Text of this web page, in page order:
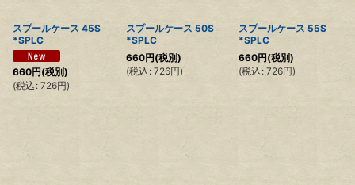
スプールケース 45S
*SPLC
660円(税別)
(税込 : 726円)
スプールケース 50S
*SPLC
660円(税別)
(税込 : 726円)
スプールケース 55S
*SPLC
660円(税別)
(税込 : 726円)